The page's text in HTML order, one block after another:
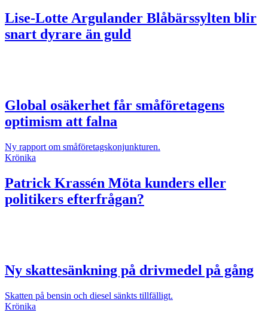
Lise-Lotte Argulander Blåbärssylten blir
snart dyrare än guld
Global osäkerhet får småföretagens
optimism att falna
Ny rapport om småföretagskonjunkturen.
Krönika
Patrick Krassén Möta kunders eller
politikers efterfrågan?
Ny skattesänkning på drivmedel på gång
Skatten på bensin och diesel sänkts tillfälligt.
Krönika